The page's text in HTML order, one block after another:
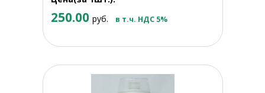
250.00 руб. в т.ч. НДС 5%